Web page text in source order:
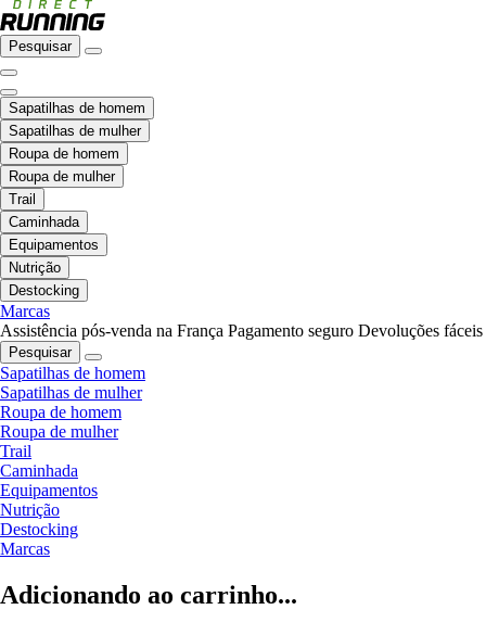
Pesquisar
Sapatilhas de homem
Sapatilhas de mulher
Roupa de homem
Roupa de mulher
Trail
Caminhada
Equipamentos
Nutrição
Destocking
Marcas
Assistência pós-venda na França Pagamento seguro Devoluções fáceis
Pesquisar
Sapatilhas de homem
Sapatilhas de mulher
Roupa de homem
Roupa de mulher
Trail
Caminhada
Equipamentos
Nutrição
Destocking
Marcas
Adicionando ao carrinho...